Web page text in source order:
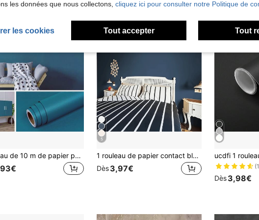
1 rouleau de 10 m de papier peint autoadhésif bleu-vert, papier contact de couleur unie avec texture, papier peint amovible mat, sticker mural décoratif, matériau en rouleau de vinyle, 15,7 po * 393,7/196,8/1181/39,3 po
5
1 rouleau de papier contact bleu foncé mat autoadhésif et amovible en PVC, papier peint autocollant pour cuisine, chambre, salon, meubles, papier peint de rénovation pour décoration de la maison et réfection de meubles, 40 cm x 5 m, panneaux muraux autocollants, papier peint, articles de décoration de printemps pour rafraîchir votre maison, autocollants de décoration Rama
Dès3,97€
Dès3,98€
les données que nous collectons, cliquez ici pour consulter notre Politique de
les cookies Tout accepter Tout